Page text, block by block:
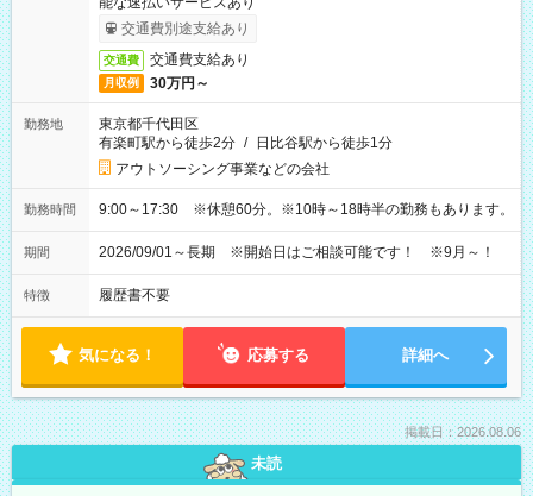
交通費別途支給あり
交通費 交通費支給あり
月収例 30万円～
勤務地
東京都千代田区
有楽町駅から徒歩2分 / 日比谷駅から徒歩1分
アウトソーシング事業などの会社
勤務時間 9:00～17:30 ※休憩60分。※10時～18時半の勤務もあります。
期間 2026/09/01～長期 ※開始日はご相談可能です！ ※9月～！
特徴 履歴書不要
気になる！ 応募する 詳細へ
掲載日：2026.08.06
未読